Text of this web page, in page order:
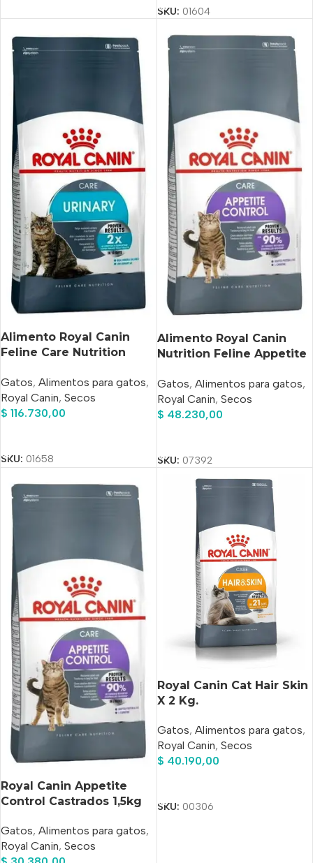
SKU: 01604
Alimento Royal Canin
Feline Care Nutrition
Adulto Sabor Mix En
Bolsa De 7.5 kg
Gatos, Alimentos para gatos,
Royal Canin, Secos
$ 116.730,00
SKU: 01658
Alimento Royal Canin
Nutrition Feline Appetite
En Bolsa De 3 Kg
Gatos, Alimentos para gatos,
Royal Canin, Secos
$ 48.230,00
SKU: 07392
Royal Canin Appetite
Control Castrados 1,5kg
Gatos, Alimentos para gatos,
Royal Canin, Secos
Royal Canin Cat Hair Skin
X 2 Kg.
Gatos, Alimentos para gatos,
Royal Canin, Secos
$ 40.190,00
SKU: 00306